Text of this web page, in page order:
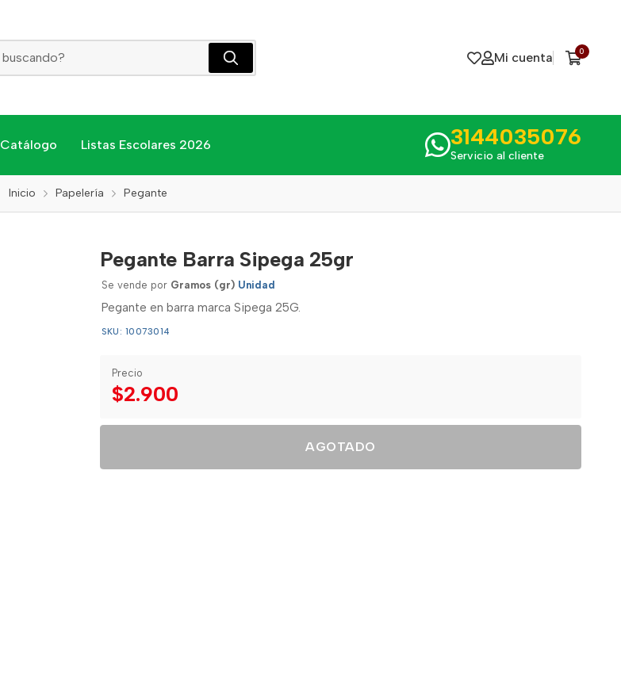
Mi cuenta 0
Catálogo Listas Escolares 2026 3144035076
Servicio al cliente
Inicio Papelería Pegante
Pegante Barra Sipega 25gr
Se vende por Gramos (gr) Unidad
Pegante en barra marca Sipega 25G.
SKU: 10073014
Precio
$2.900
AGOTADO